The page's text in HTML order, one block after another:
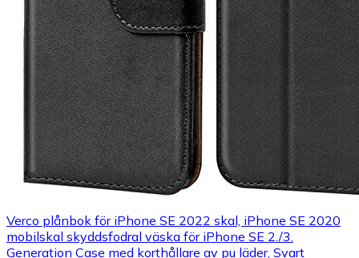
Verco plånbok för iPhone SE 2022 skal, iPhone SE 2020
mobilskal skyddsfodral väska för iPhone SE 2./3.
Generation Case med korthållare av pu läder, Svart